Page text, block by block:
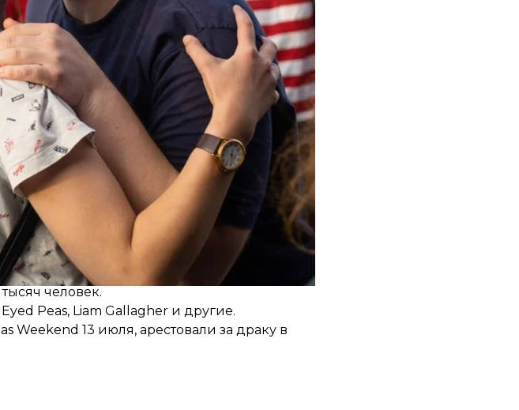
для всех. Еще до начала
новое, поднять себе настроение, — говорит
побыть до конца».
человек.
Peas, Liam Gallagher и другие.
Weekend 13 июля, арестовали за драку в